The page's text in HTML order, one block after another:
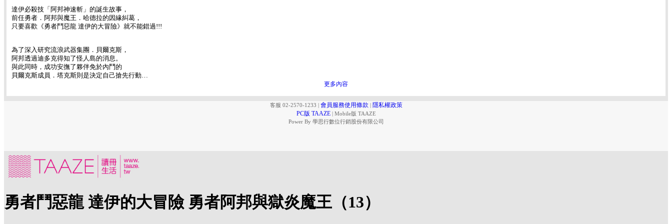
達伊必殺技「阿邦神速斬」的誕生故事，
前任勇者．阿邦與魔王．哈德拉的因緣糾葛，
只要喜歡《勇者鬥惡龍 達伊的大冒險》就不能錯過!!!
為了深入研究流浪武器集團．貝爾克斯，
阿邦透過迪多克得知了怪人島的消息。
與此同時，成功安撫了夥伴免於內鬥的
貝爾克斯成員．塔克斯則是決定自己搶先行動…
更多內容
客服 02-2570-1233 | 會員服務使用條款 | 隱私權政策
PC版 TAAZE | Mobile版 TAAZE
Power By 學思行數位行銷股份有限公司
勇者鬥惡龍 達伊的大冒險 勇者阿邦與獄炎魔王（13）